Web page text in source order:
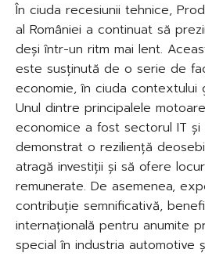
În ciuda recesiunii tehnice,
al României a continuat să
deși într-un ritm mai lent.
este susținută de o serie de
economie, în ciuda contextului
Unul dintre principalele
economice a fost sectorul IT și
demonstrat o reziliență
atragă investiții și să ofere
remunerate. De asemenea,
contribuție semnificativă,
internațională pentru anumite
special în industria automotive